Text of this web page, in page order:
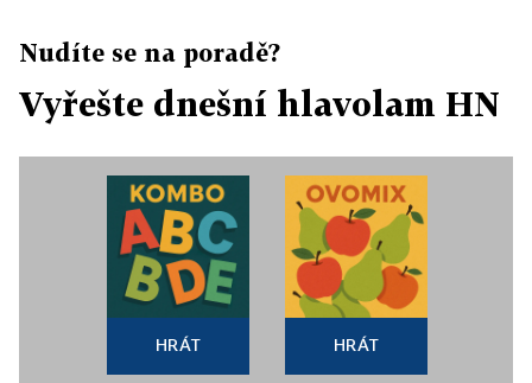
Nudíte se na poradě?
Vyřešte dnešní hlavolam HN
HRÁT HRÁT